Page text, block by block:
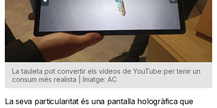
La tauleta pot convertir els vídeos de YouTube per tenir un
consum més realista | Imatge: AC
La seva particularitat és una pantalla hologràfica que